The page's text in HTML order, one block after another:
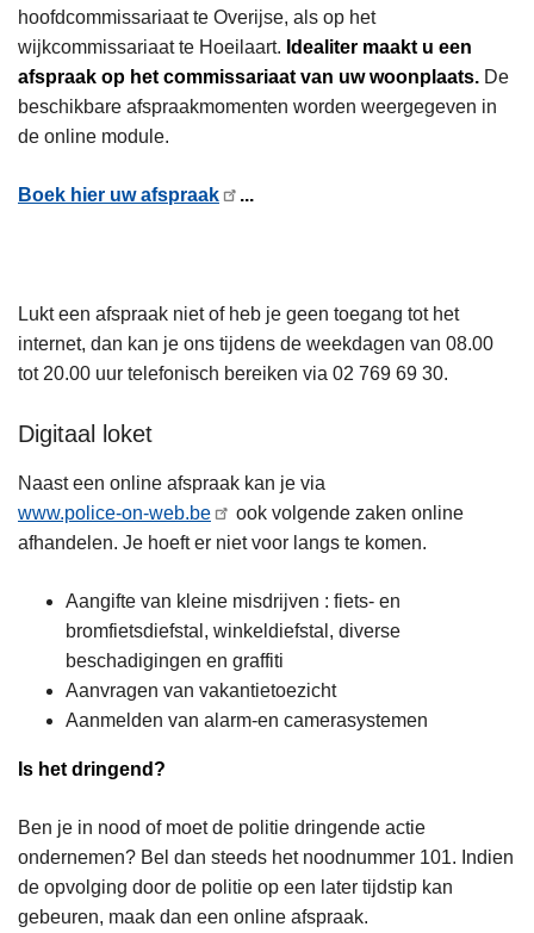
hoofdcommissariaat te Overijse, als op het
wijkcommissariaat te Hoeilaart. Idealiter maakt u een
afspraak op het commissariaat van uw woonplaats. De
beschikbare afspraakmomenten worden weergegeven in
de online module.
Boek hier uw afspraak ...
Lukt een afspraak niet of heb je geen toegang tot het
internet, dan kan je ons tijdens de weekdagen van 08.00
tot 20.00 uur telefonisch bereiken via 02 769 69 30.
Digitaal loket
Naast een online afspraak kan je via
www.police-on-web.be
ook volgende zaken online
afhandelen. Je hoeft er niet voor langs te komen.
Aangifte van kleine misdrijven : fiets- en
bromfietsdiefstal, winkeldiefstal, diverse
beschadigingen en graffiti
Aanvragen van vakantietoezicht
Aanmelden van alarm-en camerasystemen
Is het dringend?
Ben je in nood of moet de politie dringende actie
ondernemen? Bel dan steeds het noodnummer 101. Indien
de opvolging door de politie op een later tijdstip kan
gebeuren, maak dan een online afspraak.